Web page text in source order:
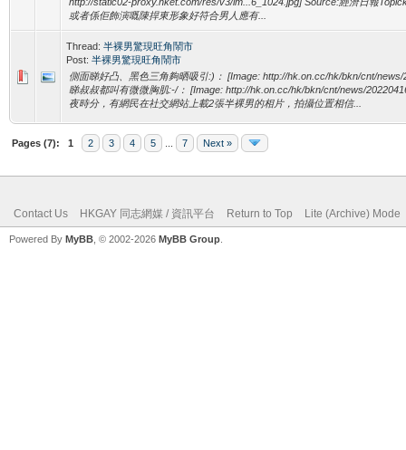
或者係佢飾演嘅陳捍東形象好符合男人應有...
Thread: 半裸男驚現旺角鬧市
Post: 半裸男驚現旺角鬧市
側面睇好凸、黑色三角夠晒吸引:)： [Image: http://hk.on.cc/hk/bkn/cnt/news/
睇叔叔都叫有微微胸肌:-/： [Image: http://hk.on.cc/hk/bkn/cnt/news/
夜時分，有網民在社交網站上載2張半裸男的相片，拍攝位置相信...
Pages (7): 1 2 3 4 5 7 Next »
Contact Us HKGAY 同志網媒 / 資訊平台 Return to Top Lite (Archive) Mode
Powered By MyBB , © 2002-2026 MyBB Group